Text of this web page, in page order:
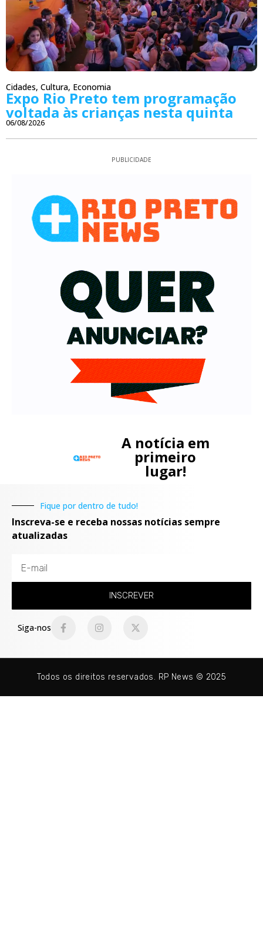
Cidades, Cultura, Economia
Expo Rio Preto tem programação
voltada às crianças nesta quinta
06/08/2026
PUBLICIDADE
A notícia em
primeiro
lugar!
Fique por dentro de tudo!
Inscreva-se e receba nossas notícias sempre
atualizadas
INSCREVER
Siga-nos
Todos os direitos reservados. RP News © 2025